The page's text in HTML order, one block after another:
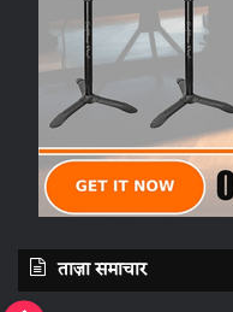
ताज़ा समाचार